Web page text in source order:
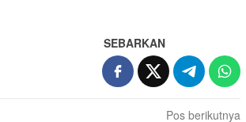
SEBARKAN
Pos berikutnya